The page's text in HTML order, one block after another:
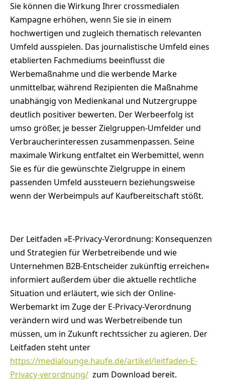
Sie können die Wirkung Ihrer crossmedialen
Kampagne erhöhen, wenn Sie sie in einem
hochwertigen und zugleich thematisch relevanten
Umfeld ausspielen. Das journalistische Umfeld eines
etablierten Fachmediums beeinflusst die
Werbemaßnahme und die werbende Marke
unmittelbar, während Rezipienten die Maßnahme
unabhängig von Medienkanal und Nutzergruppe
deutlich positiver bewerten. Der Werbeerfolg ist
umso größer, je besser Zielgruppen-Umfelder und
Verbraucherinteressen zusammenpassen. Seine
maximale Wirkung entfaltet ein Werbemittel, wenn
Sie es für die gewünschte Zielgruppe in einem
passenden Umfeld aussteuern beziehungsweise
wenn der Werbeimpuls auf Kaufbereitschaft stößt.
Der Leitfaden »E-Privacy-Verordnung: Konsequenzen
und Strategien für Werbetreibende und wie
Unternehmen B2B-Entscheider zukünftig erreichen«
informiert außerdem über die aktuelle rechtliche
Situation und erläutert, wie sich der Online-
Werbemarkt im Zuge der E-Privacy-Verordnung
verändern wird und was Werbetreibende tun
müssen, um in Zukunft rechtssicher zu agieren. Der
Leitfaden steht unter
https://medialounge.haufe.de/artikel/leitfaden-E-
Privacy-verordnung/ zum Download bereit.